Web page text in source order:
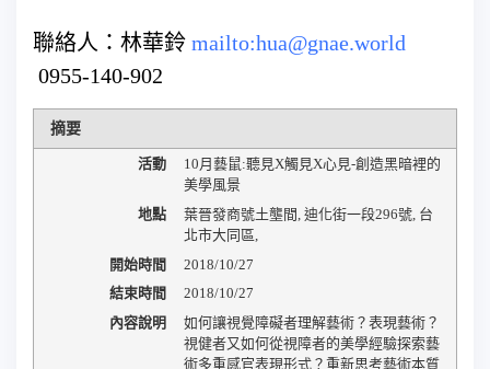
聯絡人：林華鈴 mailto:hua@gnae.world
0955-140-902
摘要
活動
10月藝鼠:聽見X觸見X心見-創造黑暗裡的
美學風景
地點
葉晉發商號土壟間 迪化街一段296號, 台
北市大同區
開始時間
2018/10/27
結束時間
2018/10/27
內容說明
如何讓視覺障礙者理解藝術？表現藝術？
視健者又如何從視障者的美學經驗探索藝
術多重感官表現形式？重新思考藝術本質